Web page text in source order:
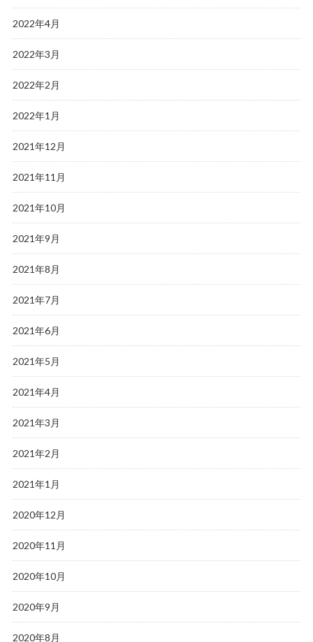
2022年4月
2022年3月
2022年2月
2022年1月
2021年12月
2021年11月
2021年10月
2021年9月
2021年8月
2021年7月
2021年6月
2021年5月
2021年4月
2021年3月
2021年2月
2021年1月
2020年12月
2020年11月
2020年10月
2020年9月
2020年8月